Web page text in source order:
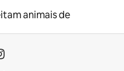
animais de